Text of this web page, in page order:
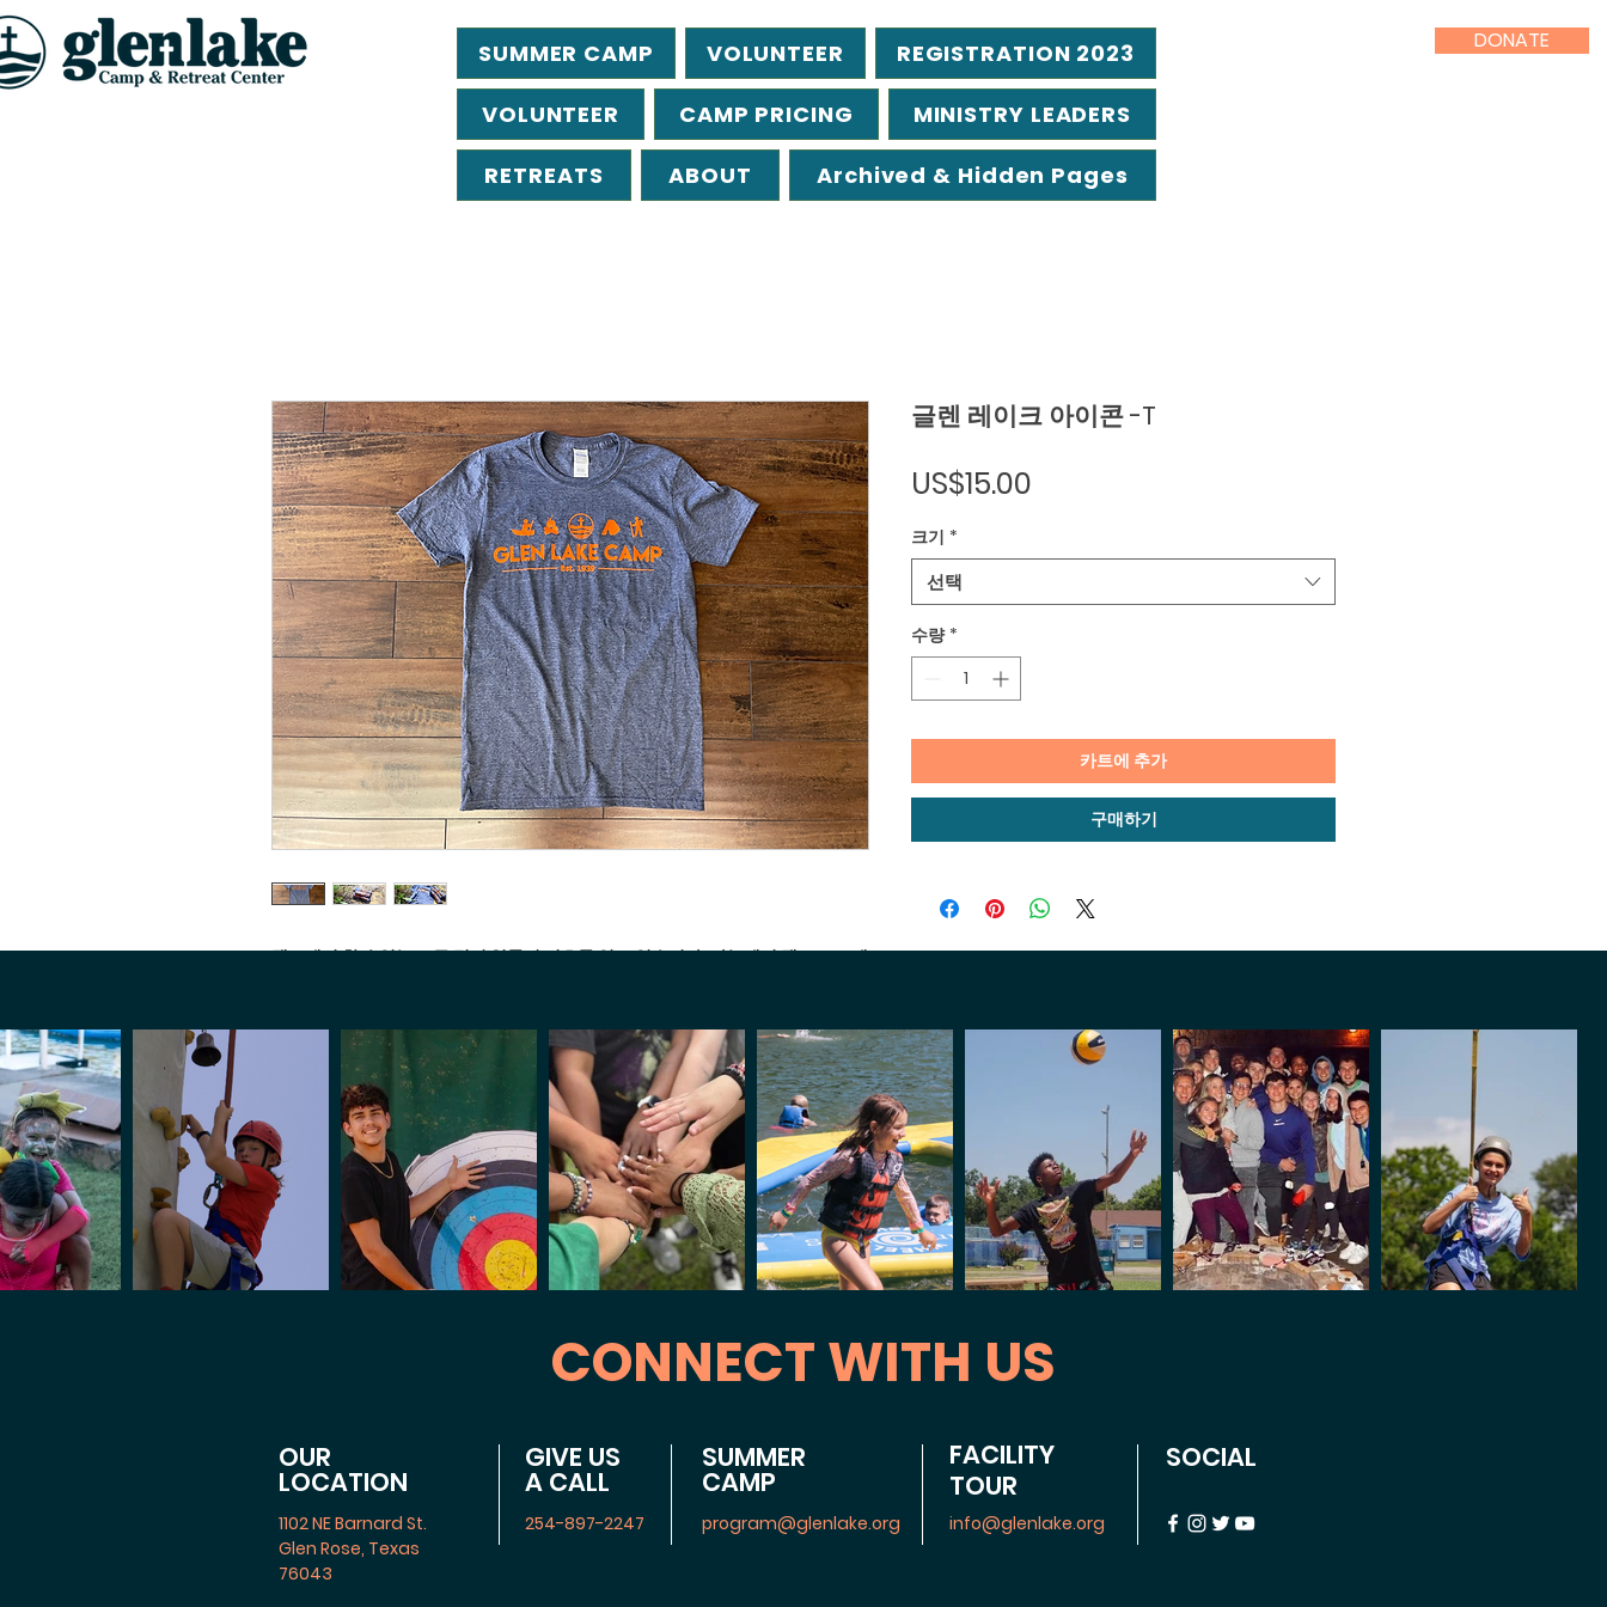
SUMMER CAMP VOLUNTEER REGISTRATION 2023
VOLUNTEER CAMP PRICING MINISTRY LEADERS
RETREATS ABOUT Archived & Hidden Pages
DONATE
캠프에서 할 수있는 모든 멋진 일들이 셔츠를 입고 있습니다! 카누에서 캠프 로고에
일부 청소년 크기를 사용할 수 있습니다.
글렌 레이크 아이콘 -T
US$15.00
크기 *
선택
수량 *
카트에 추가
구매하기
CONNECT WITH US
OUR
LOCATION
1102 NE Barnard St.
Glen Rose, Texas
76043
GIVE US
A CALL
SUMMER
CAMP
254-897-2247 program@glenlake.org
FACILITY
TOUR
info@glenlake.org
SOCIAL